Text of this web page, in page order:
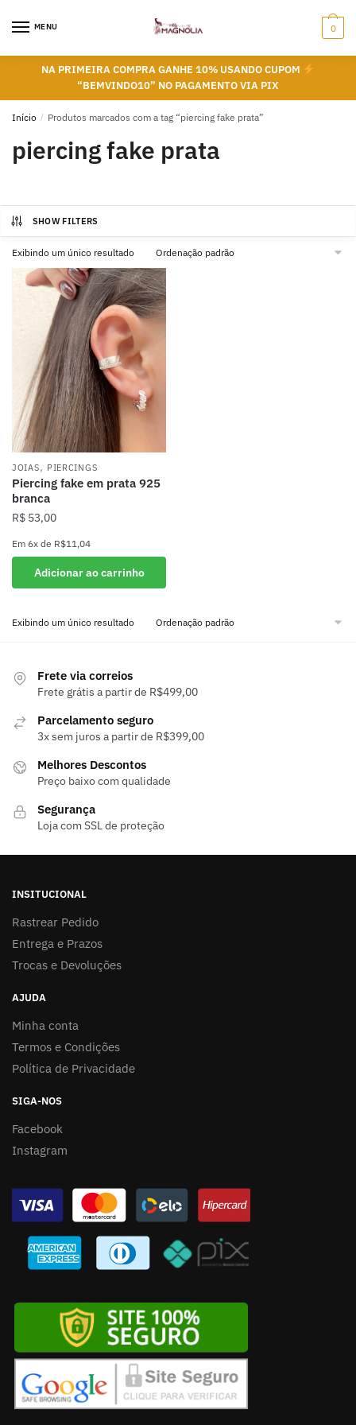
MENU 0
NA PRIMEIRA COMPRA GANHE 10% USANDO CUPOM
“BEMVINDO10” NO PAGAMENTO VIA PIX
Início / Produtos marcados com a tag “piercing fake prata”
piercing fake prata
SHOW FILTERS
Exibindo um único resultado
JOIAS, PIERCINGS
Piercing fake em prata 925
branca
R$ 53,00
Em 6x de R$11,04
Adicionar ao carrinho
Exibindo um único resultado
Frete via correios
Frete grátis a partir de R$499,00
Parcelamento seguro
3x sem juros a partir de R$399,00
Melhores Descontos
Preço baixo com qualidade
Segurança
Loja com SSL de proteção
INSITUCIONAL
Rastrear Pedido
Entrega e Prazos
Trocas e Devoluções
AJUDA
Minha conta
Termos e Condições
Política de Privacidade
SIGA-NOS
Facebook
Instagram